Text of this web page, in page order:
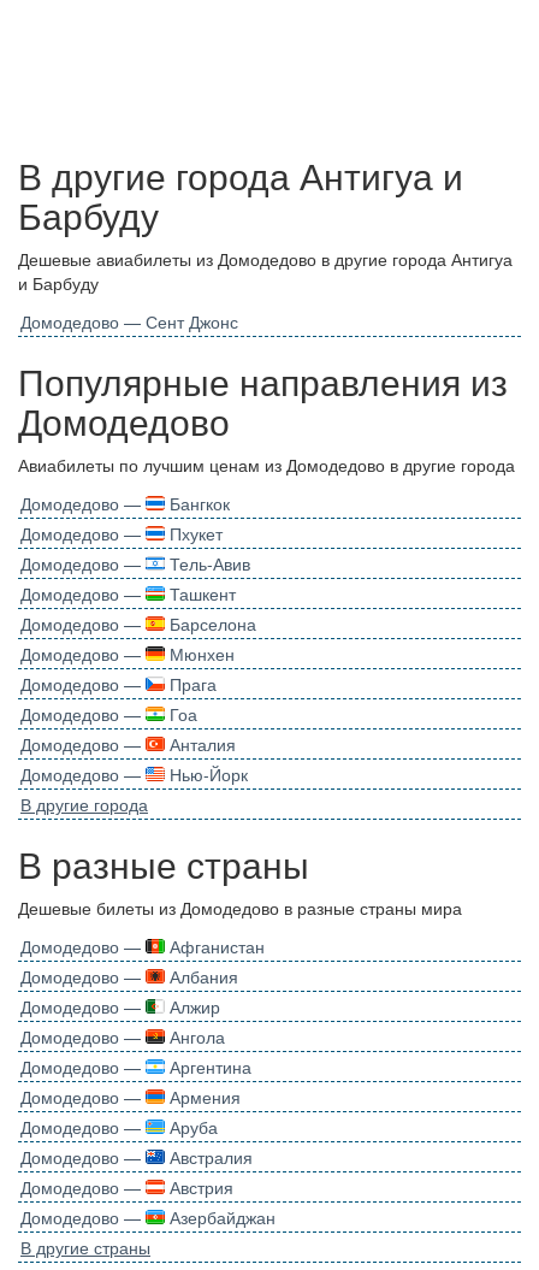
В другие города Антигуа и
Барбуду
Дешевые авиабилеты из Домодедово в другие города Антигуа
и Барбуду
Домодедово — Сент Джонс
Популярные направления из
Домодедово
Авиабилеты по лучшим ценам из Домодедово в другие города
Домодедово —
Бангкок
Домодедово —
Пхукет
Домодедово —
Тель-Авив
Домодедово —
Ташкент
Домодедово —
Барселона
Домодедово —
Мюнхен
Домодедово —
Прага
Домодедово —
Гоа
Домодедово —
Анталия
Домодедово —
Нью-Йорк
В другие города
В разные страны
Дешевые билеты из Домодедово в разные страны мира
Домодедово —
Афганистан
Домодедово —
Албания
Домодедово —
Алжир
Домодедово —
Ангола
Домодедово —
Аргентина
Домодедово —
Армения
Домодедово —
Аруба
Домодедово —
Австралия
Домодедово —
Австрия
Домодедово —
Азербайджан
В другие страны